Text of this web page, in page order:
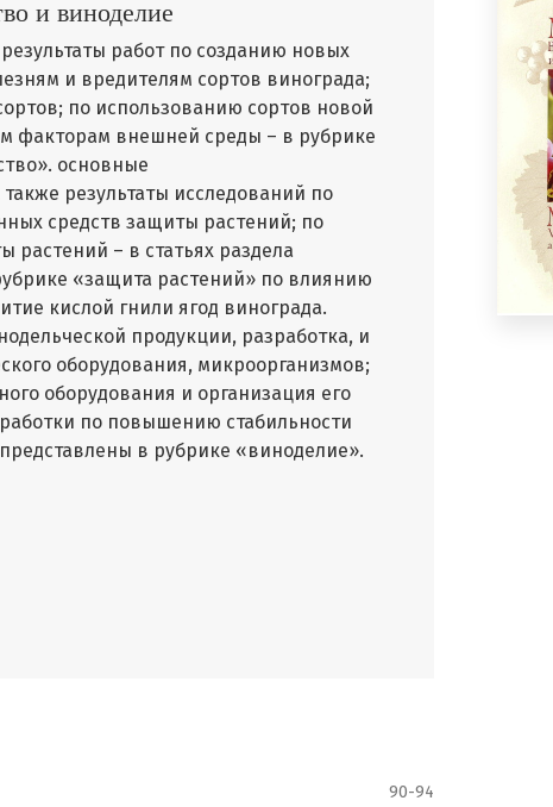
и виноделие
работ по созданию новых
и вредителям сортов винограда;
по использованию сортов новой
факторам внешней среды – в рубрике
основные
результаты исследований по
средств защиты растений; по
– в статьях раздела
«защита растений» по влиянию
кислой гнили ягод винограда.
продукции, разработка, и
оборудования, микроорганизмов;
оборудования и организация его
по повышению стабильности
в рубрике «виноделие».
90-94